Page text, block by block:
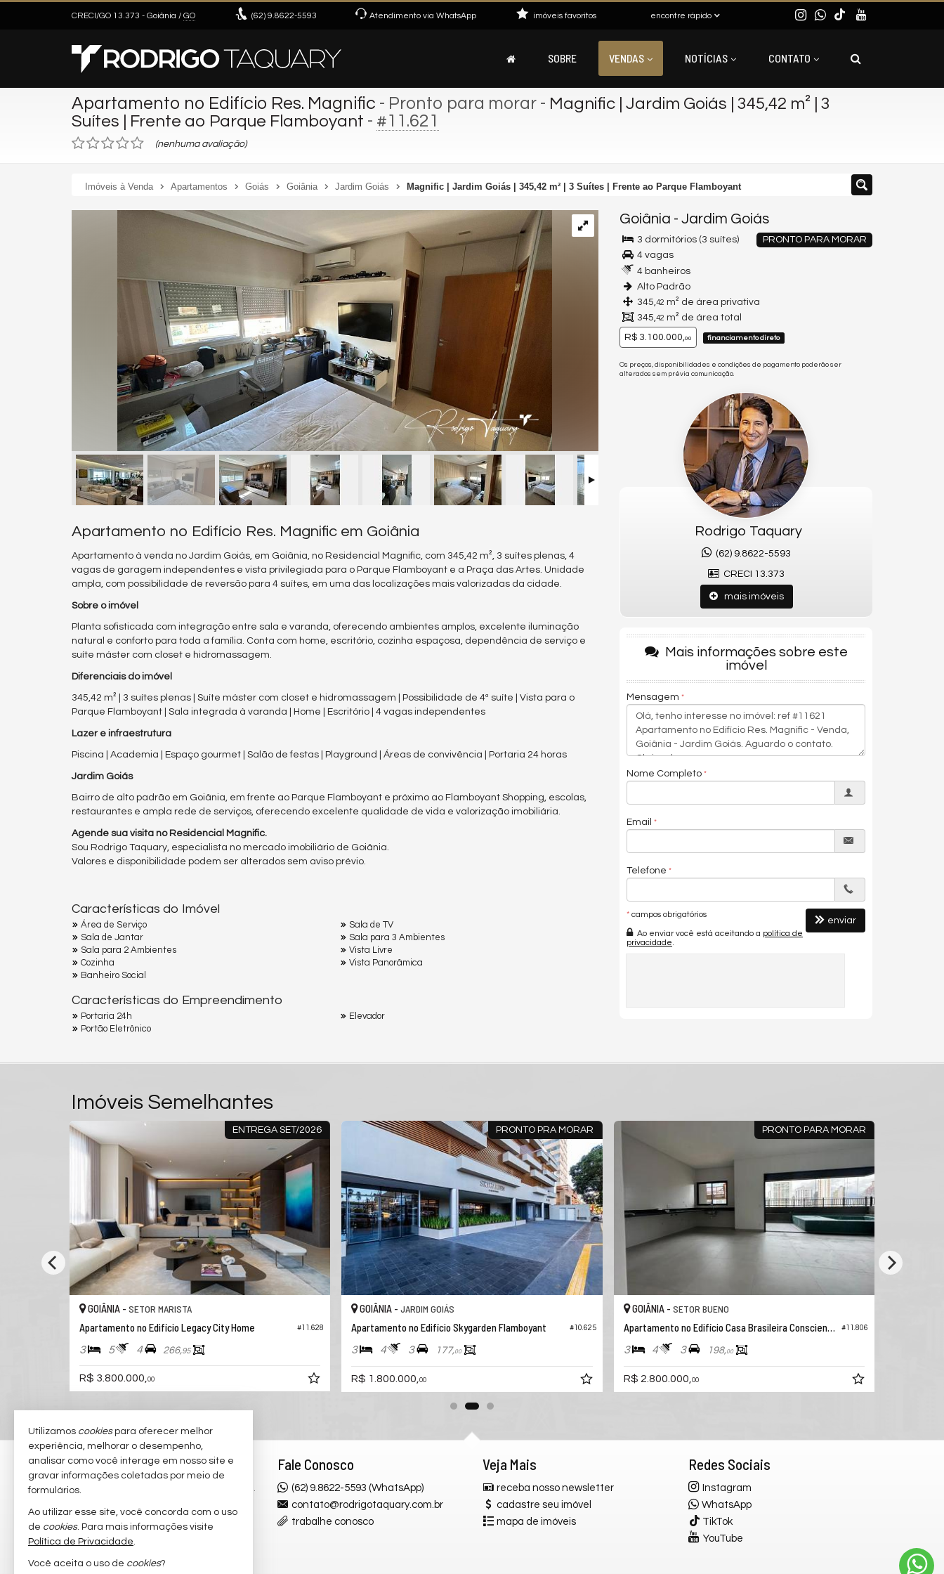
CRECI/GO 13.373 - Goiânia / GO (62) 9.8622-5593 Atendimento via WhatsApp encontre rápido
imóveis favoritos
SOBRE VENDAS NOTÍCIAS CONTATO
Apartamento no Edifício Res. Magnific - Pronto para morar - Magnific | Jardim Goiás | 345,42 m² | 3
Suítes | Frente ao Parque Flamboyant - #11.621
(nenhuma avaliação)
Imóveis à Venda Apartamentos Goiás Goiânia Jardim Goiás Magnific | Jardim Goiás | 345,42 m² | 3 Suítes | Frente ao Parque Flamboyant
Apartamento no Edifício Res. Magnific em Goiânia
Apartamento à venda no Jardim Goiás, em Goiânia, no Residencial Magnific, com 345,42 m², 3 suítes plenas, 4
vagas de garagem independentes e vista privilegiada para o Parque Flamboyant e a Praça das Artes. Unidade
ampla, com possibilidade de reversão para 4 suítes, em uma das localizações mais valorizadas da cidade.
Sobre o imóvel
Planta sofisticada com integração entre sala e varanda, oferecendo ambientes amplos, excelente iluminação
natural e conforto para toda a família. Conta com home, escritório, cozinha espaçosa, dependência de serviço e
suíte máster com closet e hidromassagem.
Diferenciais do imóvel
345,42 m² | 3 suítes plenas | Suíte máster com closet e hidromassagem | Possibilidade de 4ª suíte | Vista para o
Parque Flamboyant | Sala integrada à varanda | Home | Escritório | 4 vagas independentes
Lazer e infraestrutura
Piscina | Academia | Espaço gourmet | Salão de festas | Playground | Áreas de convivência | Portaria 24 horas
Jardim Goiás
Bairro de alto padrão em Goiânia, em frente ao Parque Flamboyant e próximo ao Flamboyant Shopping, escolas,
restaurantes e ampla rede de serviços, oferecendo excelente qualidade de vida e valorização imobiliária.
Agende sua visita no Residencial Magnific.
Sou Rodrigo Taquary, especialista no mercado imobiliário de Goiânia.
Valores e disponibilidade podem ser alterados sem aviso prévio.
Características do Imóvel
Área de Serviço
Sala de Jantar
Sala para 2 Ambientes
Cozinha
Banheiro Social
Sala de TV
Sala para 3 Ambientes
Vista Livre
Vista Panorâmica
Características do Empreendimento
Portaria 24h
Portão Eletrônico
Elevador
Goiânia - Jardim Goiás
PRONTO PARA MORAR
3 dormitórios (3 suítes)
4 vagas
4 banheiros
Alto Padrão
345,42 m² de área privativa
345,42 m² de área total
R$ 3.100.000,00 financiamento direto
Os preços, disponibilidades e condições de pagamento poderão ser
alterados sem prévia comunicação.
Rodrigo Taquary
(62) 9.8622-5593
CRECI 13.373
mais imóveis
Mais informações sobre este
imóvel
Mensagem
Nome Completo
Email
Telefone
* campos obrigatórios
Ao enviar você está aceitando a política de
privacidade
enviar
Imóveis Semelhantes
PARA MORAR
#11.806
PRONTO PARA MORAR
#10.321
GOIÂNIA -JARDIM GOIÁS
Apartamento no Edifício Arte Square
3 3 3 160,
R$ 1.744.109,
PRONTO PARA MORAR
#11.775
GOIÂNIA -SETOR MARISTA
Apartamento no Edifício Premier L'allure Ricardo Paranhos
3 4 3 297,
R$ 2.750.000,
PRONTO PARA MORAR
GOIÂNIA -SETOR MARISTA
Apartamento no Edifício Reserva Parque Areião
3 4 3 244,
R$ 3.550.000,
Rodrigo Taquary
Ed. Prospère, Loja 01, My Broker
Imobiliária
Fale Conosco
(62) 9.8622-5593 (WhatsApp)
contato@rodrigotaquary.com.br
trabalhe conosco
Veja Mais
receba nosso newsletter
cadastre seu imóvel
mapa de imóveis
Redes Sociais
Instagram
WhatsApp
TikTok
YouTube
Utilizamos cookiespara oferecer melhor
experiência, melhorar o desempenho,
analisar como você interage em nosso site e
gravar informações coletadas por meio de
formulários.
Ao utilizar esse site, você concorda com o uso
de cookies. Para mais informações visite
Política de Privacidade.
Você aceita o uso de cookies?